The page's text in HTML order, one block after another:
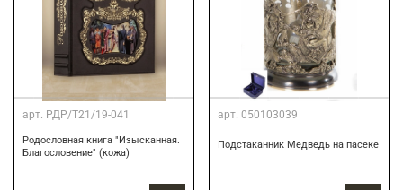
арт. РДР/Т21/19-041
Родословная книга "Изысканная.
Благословение" (кожа)
арт. 050103039
Подстаканник Медведь на пасеке